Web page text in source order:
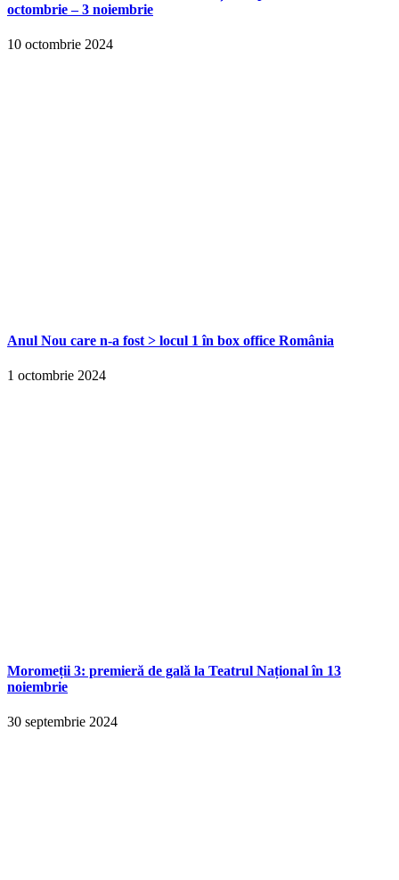
octombrie – 3 noiembrie
10 octombrie 2024
Anul Nou care n-a fost > locul 1 în box office România
1 octombrie 2024
Moromeții 3: premieră de gală la Teatrul Național în 13
noiembrie
30 septembrie 2024